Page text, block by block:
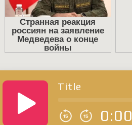
Title
0:00